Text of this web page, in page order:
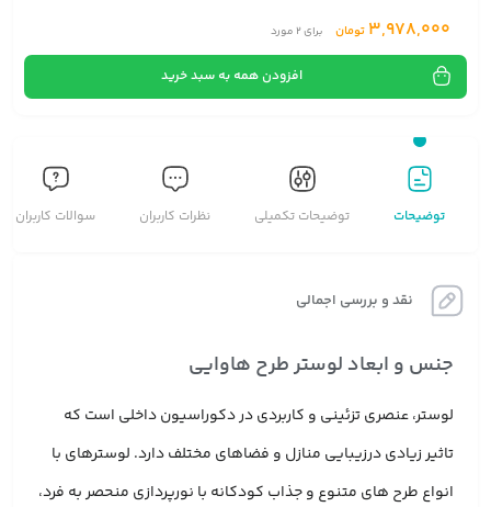
3,978,000 تومان برای2مورد
افزودن همه به سبد خرید
توضیحات توضیحات تکمیلی نظرات کاربران سوالات کاربران
نقد و بررسی اجمالی
جنس و ابعاد لوستر طرح هاوایی
لوستر، عنصری تزئینی و کاربردی در دکوراسیون داخلی است که
تاثیر زیادی درزیبایی منازل و فضاهای مختلف دارد. لوسترهای با
انواع طرح های متنوع و جذاب کودکانه با نورپردازی منحصر به فرد،